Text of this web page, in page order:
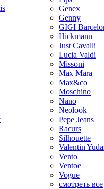
Genex
Genny
GIGI
Hickmann
Just Cavalli
Lucia Valdi
Missoni
Max Mara
Max&co
Moschino
Nano
Neolook
Pepe Jeans
Racurs
Silhouette
Valentin
Vento
Ventoe
Vogue
смотреть все